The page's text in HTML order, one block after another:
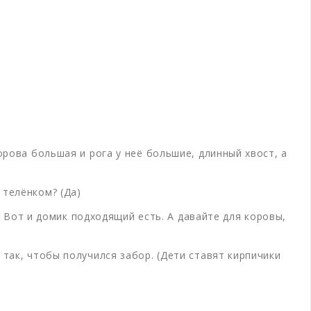
большая и рога у неё большие, длинный хвост, а
(Да)
и домик подходящий есть. А давайте для коровы,
чтобы получился забор. (Дети ставят кирпичики